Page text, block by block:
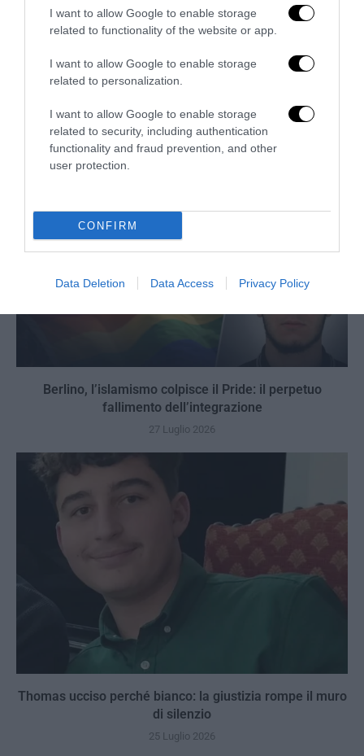
I want to allow Google to enable storage
related to functionality of the website or app.
I want to allow Google to enable storage
related to personalization.
I want to allow Google to enable storage
related to security, including authentication
functionality and fraud prevention, and other
user protection.
CONFIRM
Data Deletion Data Access Privacy Policy
Berlino, il jihadista era già sorvegliato: l’Europa conosce
29 Luglio 2026
Berlino, l’islamismo colpisce il Pride: il perpetuo
fallimento dell’integrazione
27 Luglio 2026
Thomas ucciso perché bianco: la giustizia rompe il muro
di silenzio
25 Luglio 2026